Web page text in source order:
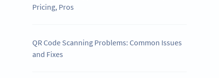
Pricing, Pros
QR Code Scanning Problems: Common Issues
and Fixes